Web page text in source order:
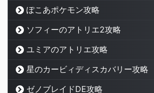
ぽこあポケモン攻略
ソフィーのアトリエ2攻略
ユミアのアトリエ攻略
星のカービィディスカバリー攻略
ゼノブレイドDE攻略